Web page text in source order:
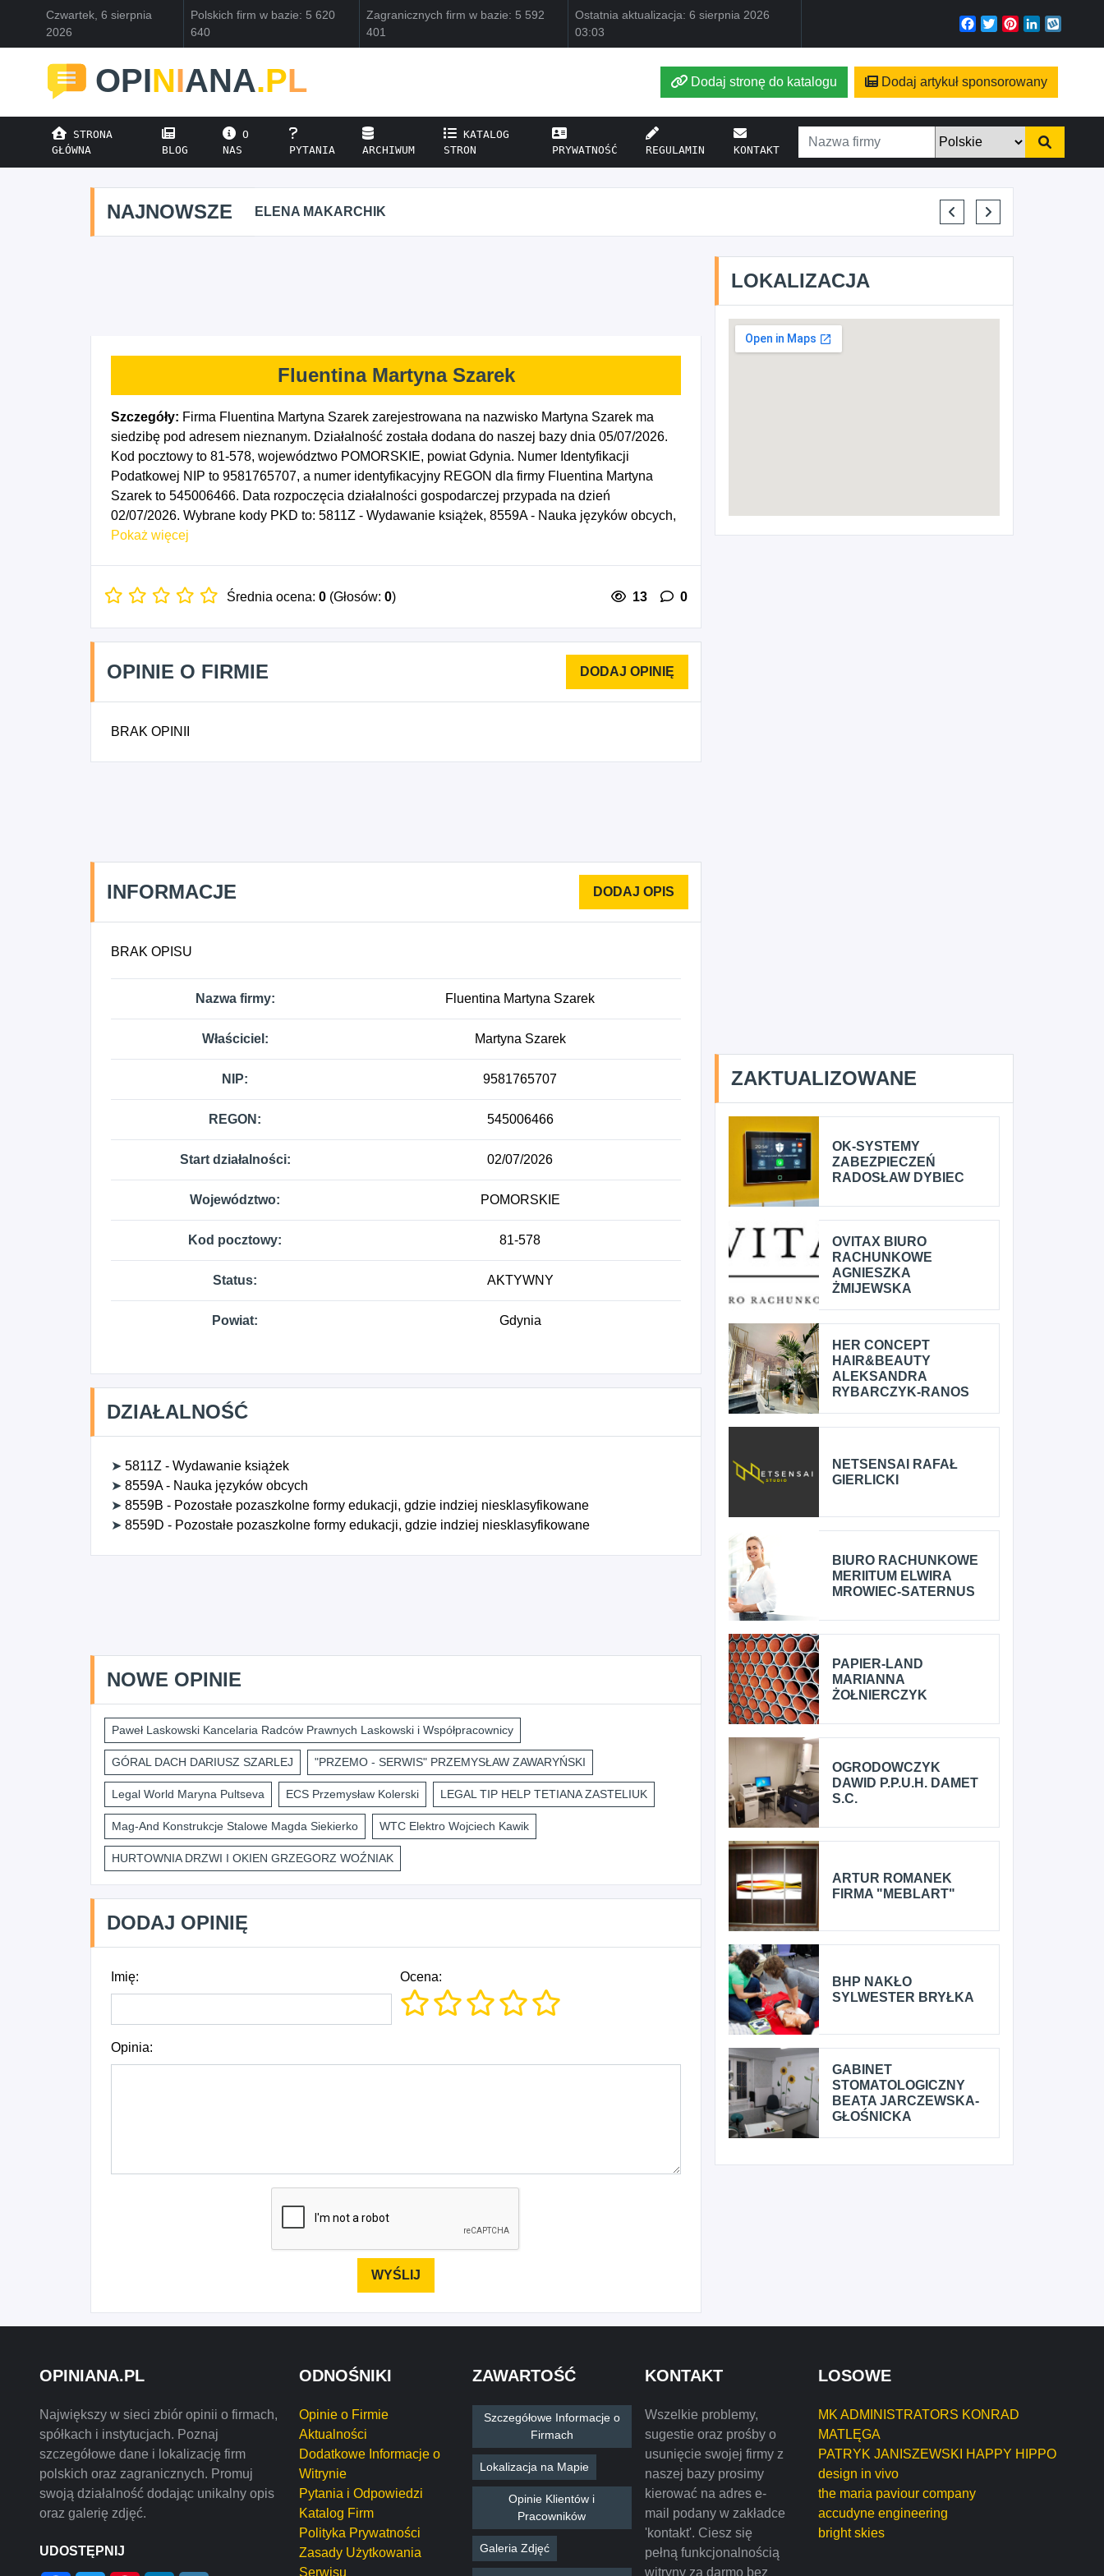
Czwartek, 6 sierpnia
2026
Polskich firm w bazie: 5 620
640
Zagranicznych firm w bazie: 5 592
401
Ostatnia aktualizacja: 6 sierpnia 2026
03:03
Facebook
TwitterPinterest
LinkedIn
OPINIANA.PL Dodaj stronę do katalogu Dodaj artykuł sponsorowany
STRONA
GŁÓWNA
BLOG
O
NAS
PYTANIA ARCHIWUM
KATALOG
STRON
PRYWATNOŚĆ REGULAMIN KONTAKT
NAJNOWSZE ELENA MAKARCHIK IGOR CHASNOITS ELBUD
Fluentina Martyna Szarek
Szczegóły: Firma Fluentina Martyna Szarek zarejestrowana na nazwisko Martyna Szarek ma
siedzibę pod adresem nieznanym. Działalność została dodana do naszej bazy dnia 05/07/2026.
Kod pocztowy to 81-578, województwo POMORSKIE, powiat Gdynia. Numer Identyfikacji
Podatkowej NIP to 9581765707, a numer identyfikacyjny REGON dla firmy Fluentina Martyna
Szarek to 545006466. Data rozpoczęcia działalności gospodarczej przypada na dzień
02/07/2026. Wybrane kody PKD to: 5811Z - Wydawanie książek, 8559A - Nauka języków obcych,
8559B - Pozostałe pozaszkolne formy edukacji, gdzie indziej niesklasyfikowane, 8559D -
Pokaż więcej
Średnia ocena: 0 (Głosów: 0) 13 0
OPINIE O FIRMIE
BRAK OPINII
INFORMACJE
BRAK OPISU
Nazwa firmy: Fluentina Martyna Szarek
Właściciel: Martyna Szarek
NIP: 9581765707
REGON: 545006466
Start działalności: 02/07/2026
Województwo: POMORSKIE
Kod pocztowy: 81-578
Status: AKTYWNY
Powiat: Gdynia
DZIAŁALNOŚĆ
➤ 5811Z - Wydawanie książek
➤ 8559A - Nauka języków obcych
➤ 8559B - Pozostałe pozaszkolne formy edukacji, gdzie indziej niesklasyfikowane
➤ 8559D - Pozostałe pozaszkolne formy edukacji, gdzie indziej niesklasyfikowane
NOWE OPINIE
Paweł Laskowski Kancelaria Radców Prawnych Laskowski i Współpracownicy
GÓRAL DACH DARIUSZ SZARLEJ "PRZEMO - SERWIS" PRZEMYSŁAW ZAWARYŃSKI
Legal World Maryna Pultseva ECS Przemysław Kolerski LEGAL TIP HELP TETIANA ZASTELIUK
Mag-And Konstrukcje Stalowe Magda Siekierko WTC Elektro Wojciech Kawik
HURTOWNIA DRZWI I OKIEN GRZEGORZ WOŹNIAK
DODAJ OPINIĘ
Imię: Ocena:
Opinia:
LOKALIZACJA
ZAKTUALIZOWANE
OK-SYSTEMY
ZABEZPIECZEŃ
RADOSŁAW DYBIEC
OVITAX BIURO
RACHUNKOWE
AGNIESZKA
ŻMIJEWSKA
HER CONCEPT
HAIR&BEAUTY
ALEKSANDRA
RYBARCZYK-RANOS
NETSENSAI RAFAŁ
GIERLICKI
BIURO RACHUNKOWE
MERIITUM ELWIRA
MROWIEC-SATERNUS
PAPIER-LAND
MARIANNA
ŻOŁNIERCZYK
OGRODOWCZYK
DAWID P.P.U.H. DAMET
S.C.
ARTUR ROMANEK
FIRMA "MEBLART"
BHP NAKŁO
SYLWESTER BRYŁKA
GABINET
STOMATOLOGICZNY
BEATA JARCZEWSKA-
GŁOŚNICKA
OPINIANA.PL
Największy w sieci zbiór opinii o firmach,
spółkach i instytucjach. Poznaj
szczegółowe dane i lokalizację firm
polskich oraz zagranicznych. Promuj
swoją działalność dodając unikalny opis
oraz galerię zdjęć.
UDOSTĘPNIJ
ODNOŚNIKI
Opinie o Firmie
Aktualności
Dodatkowe Informacje o
Witrynie
Pytania i Odpowiedzi
Katalog Firm
Polityka Prywatności
Zasady Użytkowania
Serwisu
ZAWARTOŚĆ
Szczegółowe Informacje o
Firmach
Lokalizacja na Mapie
Opinie Klientów i
Pracowników
Galeria Zdjęć
KONTAKT
Wszelkie problemy,
sugestie oraz prośby o
usunięcie swojej firmy z
naszej bazy prosimy
kierować na adres e-
mail podany w zakładce
'kontakt'. Ciesz się
pełną funkcjonalnością
witryny za darmo bez
LOSOWE
MK ADMINISTRATORS KONRAD
MATLĘGA
PATRYK JANISZEWSKI HAPPY HIPPO
design in vivo
the maria paviour company
accudyne engineering
bright skies